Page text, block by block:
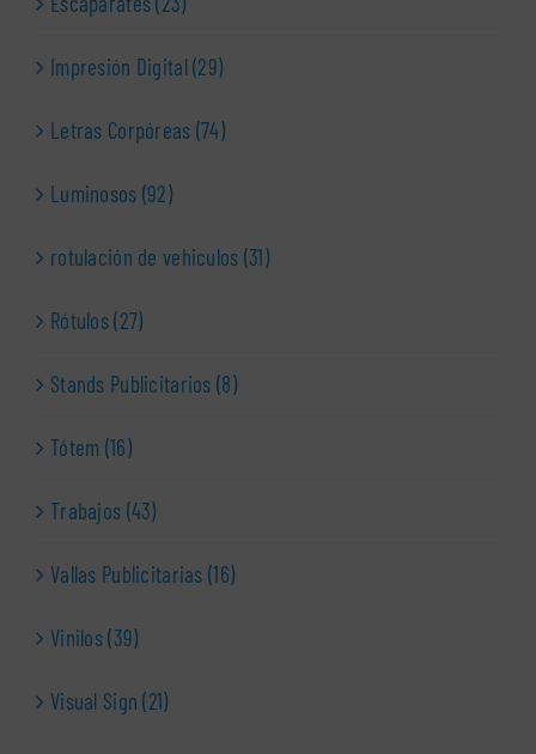
Impresión Digital (29)
Letras Corpóreas (74)
Luminosos (92)
rotulación de vehiculos (31)
Rótulos (27)
Stands Publicitarios (8)
Tótem (16)
Trabajos (43)
Vallas Publicitarias (16)
Vinilos (39)
Visual Sign (21)